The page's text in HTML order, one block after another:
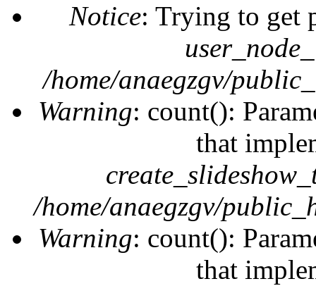
Notice: Trying to get
/home/anaegzgv/
Warning: count():
that
/home/anaegzgv/
Warning: count():
that